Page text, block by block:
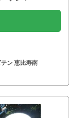
ン 恵比寿南